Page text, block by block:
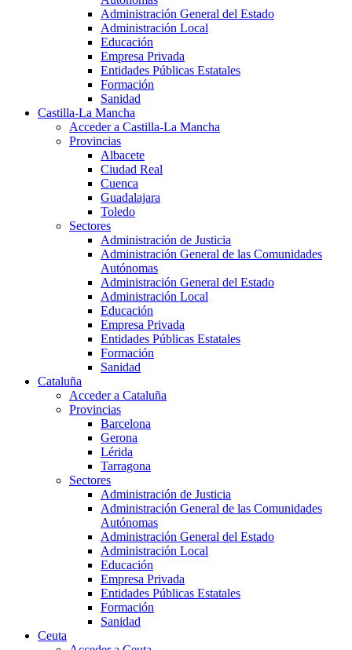
Administración General del Estado
Administración Local
Educación
Empresa Privada
Entidades Públicas Estatales
Formación
Sanidad
Castilla-La Mancha
Acceder a Castilla-La Mancha
Provincias
Albacete
Ciudad Real
Cuenca
Guadalajara
Toledo
Sectores
Administración de Justicia
Administración General de las Comunidades
Autónomas
Administración General del Estado
Administración Local
Educación
Empresa Privada
Entidades Públicas Estatales
Formación
Sanidad
Cataluña
Acceder a Cataluña
Provincias
Barcelona
Gerona
Lérida
Tarragona
Sectores
Administración de Justicia
Administración General de las Comunidades
Autónomas
Administración General del Estado
Administración Local
Educación
Empresa Privada
Entidades Públicas Estatales
Formación
Sanidad
Ceuta